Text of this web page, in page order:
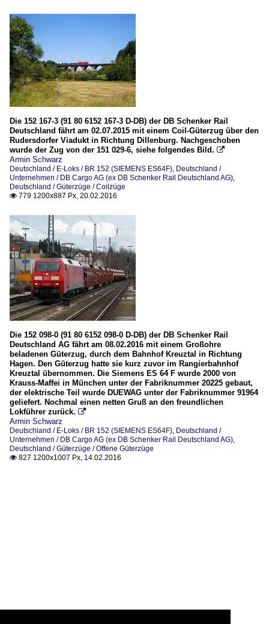
Die 152 167-3 (91 80 6152 167-3 D-DB) der DB Schenker Rail
Deutschland fährt am 02.07.2015 mit einem Coil-Güterzug über den
Rudersdorfer Viadukt in Richtung Dillenburg. Nachgeschoben
wurde der Zug von der 151 029-6, siehe folgendes Bild. 
Armin Schwarz
Deutschland / E-Loks / BR 152 (SIEMENS ES64F), Deutschland /
Unternehmen / DB Cargo AG (ex DB Schenker Rail Deutschland AG),
Deutschland / Güterzüge / Coilzüge
 779 1200x887 Px, 20.02.2016
Die 152 098-0 (91 80 6152 098-0 D-DB) der DB Schenker Rail
Deutschland AG fährt am 08.02.2016 mit einem Großohre
beladenen Güterzug, durch dem Bahnhof Kreuztal in Richtung
Hagen. Den Güterzug hatte sie kurz zuvor im Rangierbahnhof
Kreuztal übernommen. Die Siemens ES 64 F wurde 2000 von
Krauss-Maffei in München unter der Fabriknummer 20225 gebaut,
der elektrische Teil wurde DUEWAG unter der Fabriknummer 91964
geliefert. Nochmal einen netten Gruß an den freundlichen
Lokführer zurück. 
Armin Schwarz
Deutschland / E-Loks / BR 152 (SIEMENS ES64F), Deutschland /
Unternehmen / DB Cargo AG (ex DB Schenker Rail Deutschland AG),
Deutschland / Güterzüge / Offene Güterzüge
 827 1200x1007 Px, 14.02.2016